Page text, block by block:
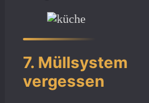
7. Müllsystem
vergessen